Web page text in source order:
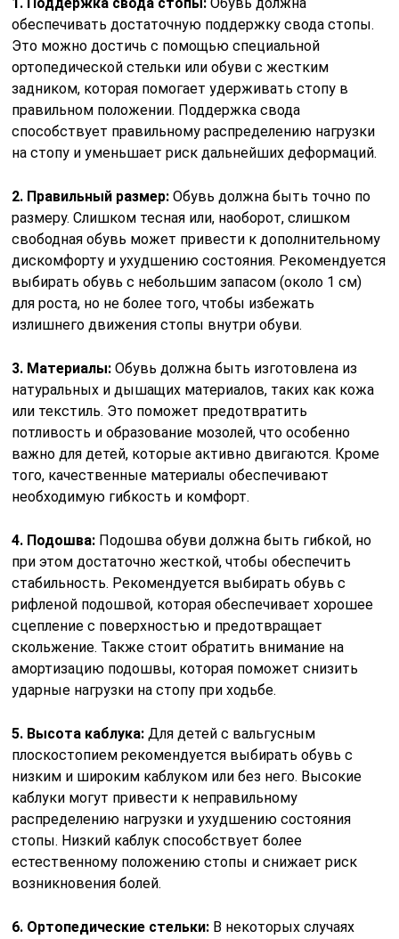
1. Поддержка свода стопы: Обувь должна
обеспечивать достаточную поддержку свода стопы.
Это можно достичь с помощью специальной
ортопедической стельки или обуви с жестким
задником, которая помогает удерживать стопу в
правильном положении. Поддержка свода
способствует правильному распределению нагрузки
на стопу и уменьшает риск дальнейших деформаций.
2. Правильный размер: Обувь должна быть точно по
размеру. Слишком тесная или, наоборот, слишком
свободная обувь может привести к дополнительному
дискомфорту и ухудшению состояния. Рекомендуется
выбирать обувь с небольшим запасом (около 1 см)
для роста, но не более того, чтобы избежать
излишнего движения стопы внутри обуви.
3. Материалы: Обувь должна быть изготовлена из
натуральных и дышащих материалов, таких как кожа
или текстиль. Это поможет предотвратить
потливость и образование мозолей, что особенно
важно для детей, которые активно двигаются. Кроме
того, качественные материалы обеспечивают
необходимую гибкость и комфорт.
4. Подошва: Подошва обуви должна быть гибкой, но
при этом достаточно жесткой, чтобы обеспечить
стабильность. Рекомендуется выбирать обувь с
рифленой подошвой, которая обеспечивает хорошее
сцепление с поверхностью и предотвращает
скольжение. Также стоит обратить внимание на
амортизацию подошвы, которая поможет снизить
ударные нагрузки на стопу при ходьбе.
5. Высота каблука: Для детей с вальгусным
плоскостопием рекомендуется выбирать обувь с
низким и широким каблуком или без него. Высокие
каблуки могут привести к неправильному
распределению нагрузки и ухудшению состояния
стопы. Низкий каблук способствует более
естественному положению стопы и снижает риск
возникновения болей.
6. Ортопедические стельки: В некоторых случаях